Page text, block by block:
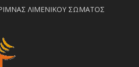
ΛΙΜΕΝΙΚΟΥ ΣΩΜΑΤΟΣ